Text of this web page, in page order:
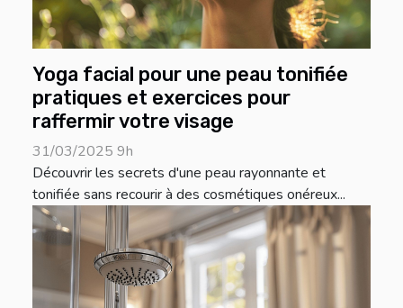
Yoga facial pour une peau tonifiée
pratiques et exercices pour
raffermir votre visage
31/03/2025 9h
Découvrir les secrets d'une peau rayonnante et
tonifiée sans recourir à des cosmétiques onéreux...